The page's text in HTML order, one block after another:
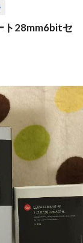
ト28mm6bitセ